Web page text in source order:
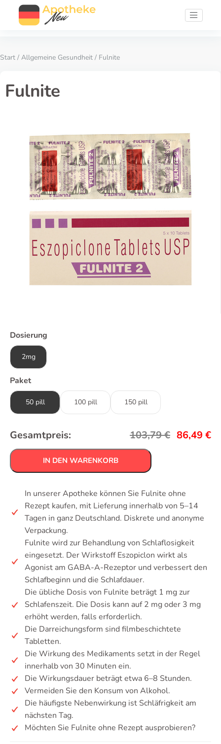
Start / Allgemeine Gesundheit / Fulnite
Fulnite
Dosierung
2mg
Paket
50 pill 100 pill 150 pill
Gesamtpreis: 103,79€ 86,49 €
IN DEN WARENKORB
In unserer Apotheke können Sie Fulnite ohne
Rezept kaufen, mit Lieferung innerhalb von 5–14
Tagen in ganz Deutschland. Diskrete und anonyme
Verpackung.
Fulnite wird zur Behandlung von Schlaflosigkeit
eingesetzt. Der Wirkstoff Eszopiclon wirkt als
Agonist am GABA-A-Rezeptor und verbessert den
Schlafbeginn und die Schlafdauer.
Die übliche Dosis von Fulnite beträgt 1 mg zur
Schlafenszeit. Die Dosis kann auf 2 mg oder 3 mg
erhöht werden, falls erforderlich.
Die Darreichungsform sind filmbeschichtete
Tabletten.
Die Wirkung des Medikaments setzt in der Regel
innerhalb von 30 Minuten ein.
Die Wirkungsdauer beträgt etwa 6–8 Stunden.
Vermeiden Sie den Konsum von Alkohol.
Die häufigste Nebenwirkung ist Schläfrigkeit am
nächsten Tag.
Möchten Sie Fulnite ohne Rezept ausprobieren?